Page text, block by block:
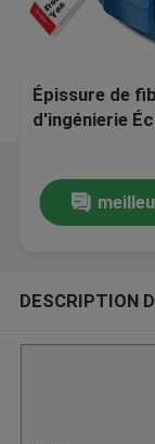
Épissure de
d'ingénierie
DESCRIPTION